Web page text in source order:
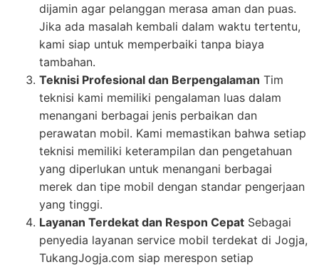
dijamin agar pelanggan merasa aman dan puas.
Jika ada masalah kembali dalam waktu tertentu,
kami siap untuk memperbaiki tanpa biaya
tambahan.
Teknisi Profesional dan Berpengalaman Tim
teknisi kami memiliki pengalaman luas dalam
menangani berbagai jenis perbaikan dan
perawatan mobil. Kami memastikan bahwa setiap
teknisi memiliki keterampilan dan pengetahuan
yang diperlukan untuk menangani berbagai
merek dan tipe mobil dengan standar pengerjaan
yang tinggi.
Layanan Terdekat dan Respon Cepat Sebagai
penyedia layanan service mobil terdekat di Jogja,
TukangJogja.com siap merespon setiap